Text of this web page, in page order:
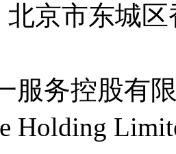
北京市东城
服务控股有
Holding